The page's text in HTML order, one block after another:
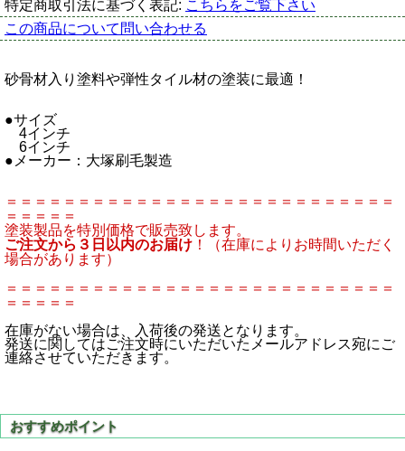
特定商取引法に基づく表記: こちらをご覧下さい
この商品について問い合わせる
砂骨材入り塗料や弾性タイル材の塗装に最適！
●サイズ
4インチ
6インチ
●メーカー：大塚刷毛製造
＝＝＝＝＝＝＝＝＝＝＝＝＝＝＝＝＝＝＝＝＝＝＝＝＝＝＝
＝＝＝＝＝
塗装製品を特別価格で販売致します。
ご注文から３日以内のお届け ！（在庫によりお時間いただく
場合があります）
＝＝＝＝＝＝＝＝＝＝＝＝＝＝＝＝＝＝＝＝＝＝＝＝＝＝＝
＝＝＝＝＝
在庫がない場合は、入荷後の発送となります。
発送に関してはご注文時にいただいたメールアドレス宛にご
連絡させていただきます。